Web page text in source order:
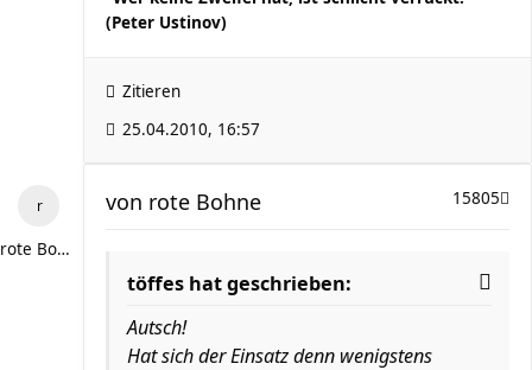
(Peter Ustinov)
Zitieren
25.04.2010, 16:57
rote Bohne
15805
von rote Bohne
töffes hat geschrieben:
Autsch!
Hat sich der Einsatz denn wenigstens